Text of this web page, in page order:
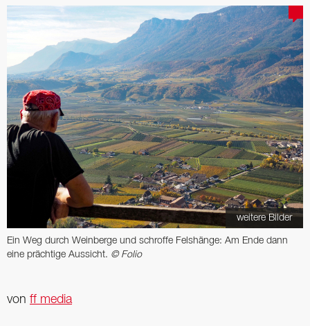
weitere Bilder
Ein Weg durch Weinberge und schroffe Felshänge: Am Ende dann
eine prächtige Aussicht. © Folio
von ff media